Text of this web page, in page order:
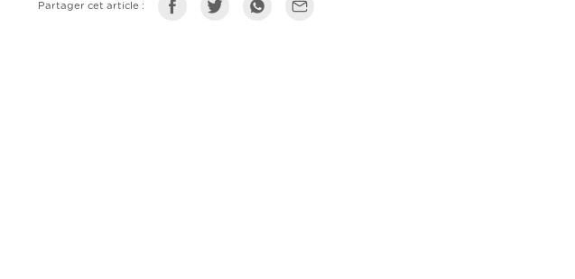
Partager cet article :